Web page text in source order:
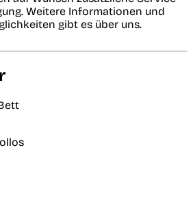
Weitere Informationen und
gibt es über uns.